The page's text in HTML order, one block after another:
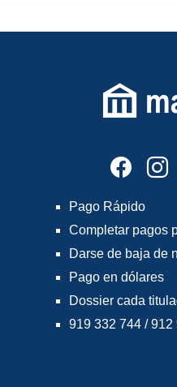
Pago Rápido
Completar pagos
Darse de baja de
Pago en dólares
Dossier cada
919 332 744 / 912